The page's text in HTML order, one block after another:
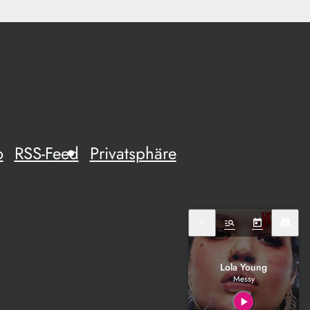
RSS-Feed Privatsphäre
manage_search today
Lola Young
Messy
play_arrow